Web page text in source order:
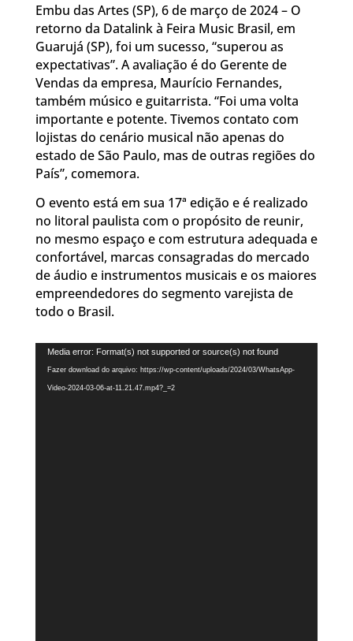
Embu das Artes (SP), 6 de março de 2024 – O
retorno da Datalink à Feira Music Brasil, em
Guarujá (SP), foi um sucesso, “superou as
expectativas”. A avaliação é do Gerente de
Vendas da empresa, Maurício Fernandes,
também músico e guitarrista. “Foi uma volta
importante e potente. Tivemos contato com
lojistas do cenário musical não apenas do
estado de São Paulo, mas de outras regiões do
País”, comemora.
O evento está em sua 17ª edição e é realizado
no litoral paulista com o propósito de reunir,
no mesmo espaço e com estrutura adequada e
confortável, marcas consagradas do mercado
de áudio e instrumentos musicais e os maiores
empreendedores do segmento varejista de
todo o Brasil.
Tocador
de
vídeo
Media error: Format(s) not supported or source(s) not found
Fazer download do arquivo: https://wp-content/uploads/2024/03/WhatsApp-
Video-2024-03-06-at-11.21.47.mp4?_=2